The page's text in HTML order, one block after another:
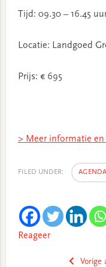
Tijd: 09.30 – 16.45
Locatie: Landgoed
Prijs: € 695
> Meer informatie
FILED UNDER: AGENDA
Reageer
Vorige